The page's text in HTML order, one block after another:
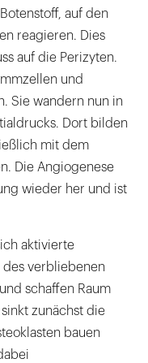
auf den
reagieren. Dies
auf die Perizyten.
und
Sie wandern nun in
Dort bilden
mit dem
Die Angiogenese
wieder her und ist
aktivierte
des verbliebenen
schaffen Raum
zunächst die
bauen